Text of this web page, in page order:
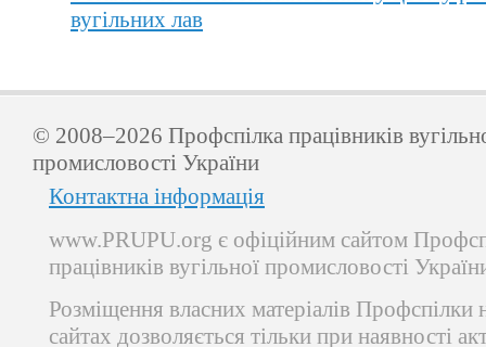
вугільних лав
© 2008–2026 Профспілка працівників
промисловості України
Контактна інформація
www.PRUPU.org є офіційним сайтом
працівників вугільної промисловості
Розміщення власних матеріалів Профспілки
сайтах дозволяється тільки при наявності